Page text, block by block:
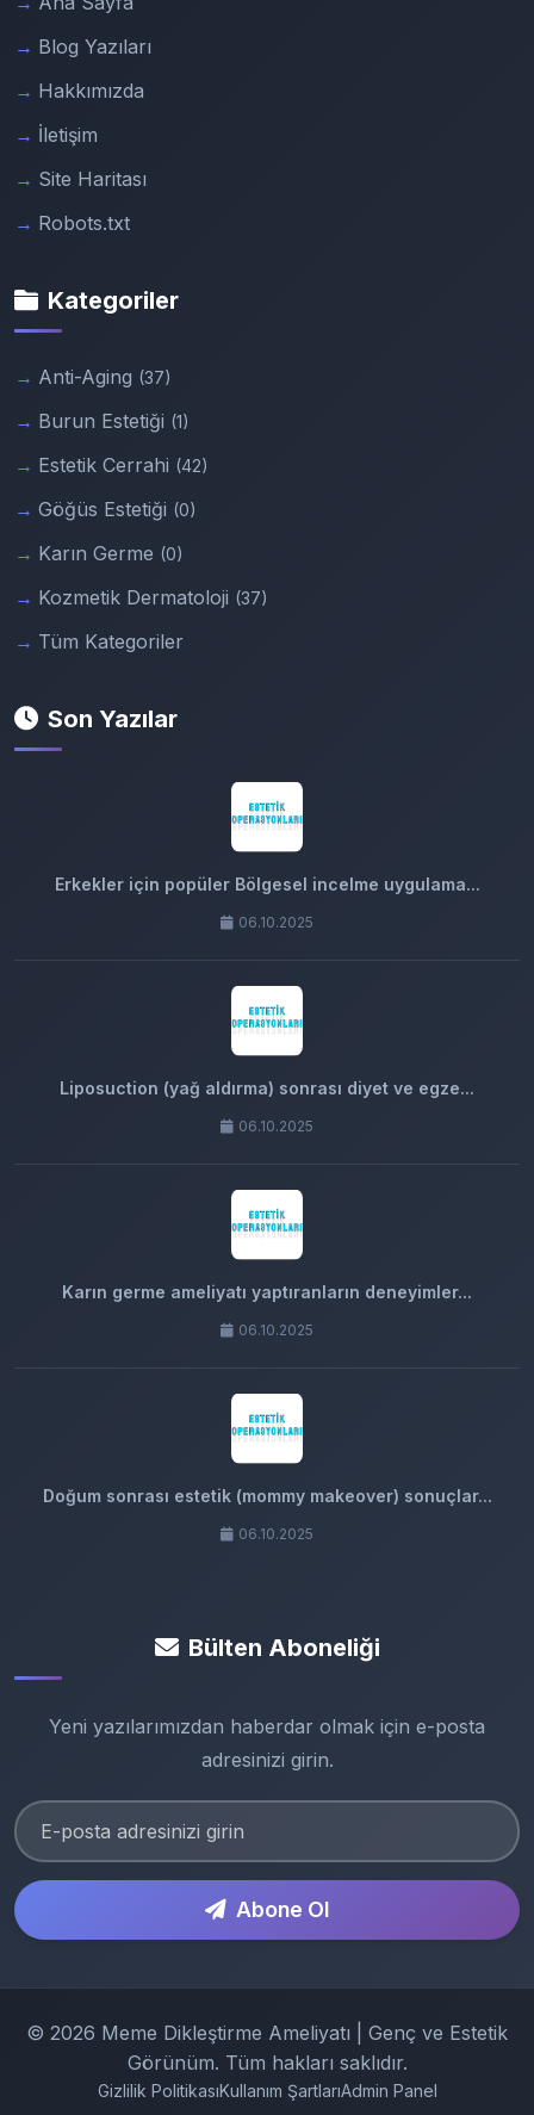
Blog Yazıları
Hakkımızda
İletişim
Site Haritası
Robots.txt
Kategoriler
Anti-Aging (37)
Burun Estetiği (1)
Estetik Cerrahi (42)
Göğüs Estetiği (0)
Karın Germe (0)
Kozmetik Dermatoloji (37)
Tüm Kategoriler
Son Yazılar
Erkekler için popüler Bölgesel incelme uygulama...
06.10.2025
Liposuction (yağ aldırma) sonrası diyet ve egze...
06.10.2025
Karın germe ameliyatı yaptıranların deneyimler...
06.10.2025
Doğum sonrası estetik (mommy makeover) sonuçlar...
06.10.2025
Bülten Aboneliği
Yeni yazılarımızdan haberdar olmak için e-posta
adresinizi girin.
Abone Ol
© 2026 Meme Dikleştirme Ameliyatı | Genç ve Estetik
Görünüm. Tüm hakları saklıdır.
Gizlilik PolitikasıKullanım ŞartlarıAdmin Panel